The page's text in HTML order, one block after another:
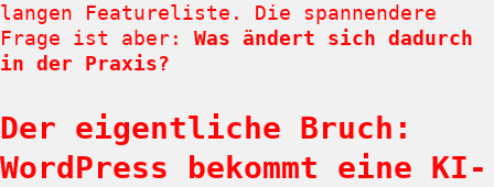
langen Featureliste. Die spannendere
Frage ist aber: Was ändert sich dadurch
in der Praxis?
Der eigentliche Bruch:
WordPress bekommt eine KI-